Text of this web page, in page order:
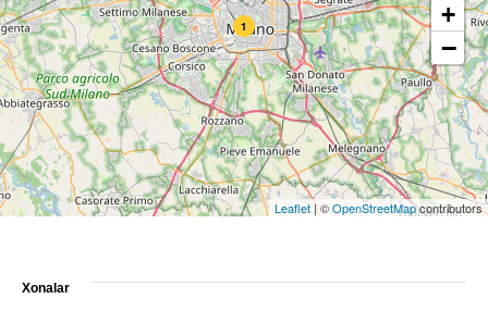
1 +
−
Leaflet|©OpenStreetMapcontributors
Xonalar